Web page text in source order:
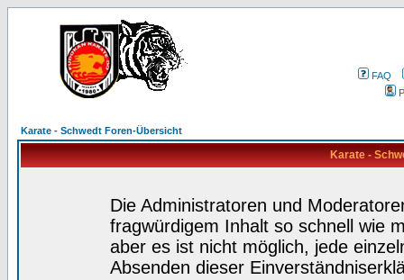
FAQ
Karate - Schwedt Foren-Übersicht
Karate -
Die Administratoren und
fragwürdigem Inhalt so schnell wie
aber es ist nicht möglich, jede
Absenden dieser